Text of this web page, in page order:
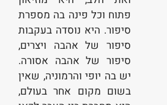
פתוח וכל פינה בה מספרת
סיפור. היא נוסדה בעקבות
סיפור של אהבה ויצרים,
סיפור של אהבה אסורה.
יש בה יופי והרמוניה, שאין
בשום מקום אחר בעולם,